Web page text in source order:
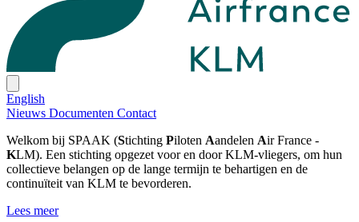
English
Nieuws Documenten Contact
Welkom bij SPAAK (Stichting Piloten Aandelen Air France -
KLM). Een stichting opgezet voor en door KLM-vliegers, om hun
collectieve belangen op de lange termijn te behartigen en de
continuïteit van KLM te bevorderen.
Lees meer